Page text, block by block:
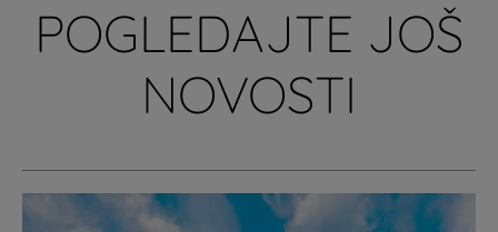
POGLEDAJTE JOŠ
NOVOSTI